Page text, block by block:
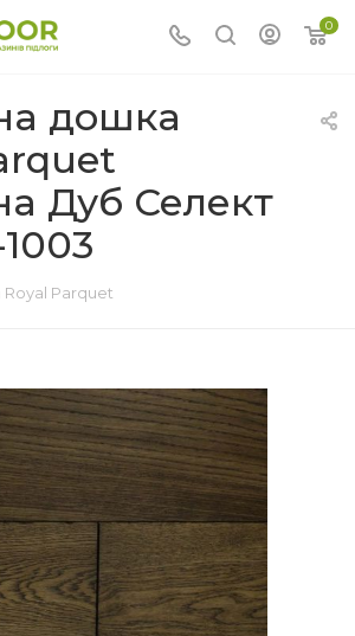
0
дошка
Дуб Селект
Parquet